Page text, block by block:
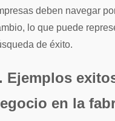
deben navegar
lo que puede
de éxito.
Ejemplos
en la